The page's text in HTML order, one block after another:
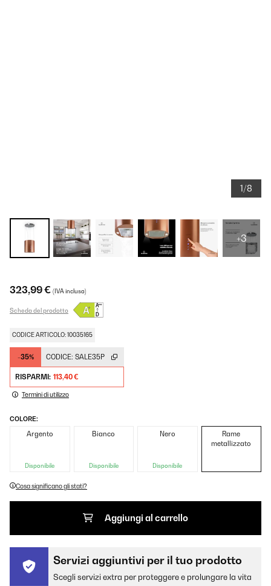
1/8
+3
323,99 € (IVA inclusa)
Scheda del prodotto
CODICE ARTICOLO: 10035165
-35% CODICE: SALE35P
RISPARMI: 113,40 €
Termini di utilizzo
COLORE:
Argento
Disponibile
Bianco
Disponibile
Nero
Disponibile
Rame
metallizzato
Cosa significano gli stati?
Aggiungi al carrello
Servizi aggiuntivi per il tuo prodotto
Scegli servizi extra per proteggere e prolungare la vita